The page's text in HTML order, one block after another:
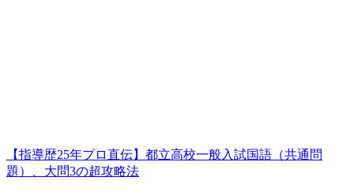
【指導歴25年プロ直伝】都立高校一般入試国語（共通問
題）、大問3の超攻略法